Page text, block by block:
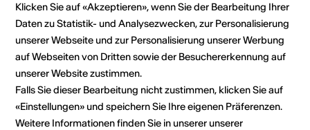
Lokalität
le Spot → Valère
Rue du Vieux-Collège 22
1950 Sion
Veranstalter
Fondation Sion Violon
Musique
Fondation Sion Violon Musique
Klicken Sie auf «Akzeptieren», wenn Sie der Bearbeitung Ihrer
Daten zu Statistik- und Analysezwecken, zur Personalisierung
unserer Webseite und zur Personalisierung unserer Werbung
auf Webseiten von Dritten sowie der Besuchererkennung auf
unserer Website zustimmen.
Falls Sie dieser Bearbeitung nicht zustimmen, klicken Sie auf
«Einstellungen» und speichern Sie Ihre eigenen Präferenzen.
Weitere Informationen finden Sie in unserer unserer